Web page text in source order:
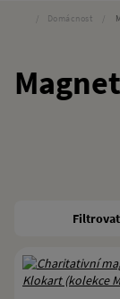
Domácnost
Filtrovat